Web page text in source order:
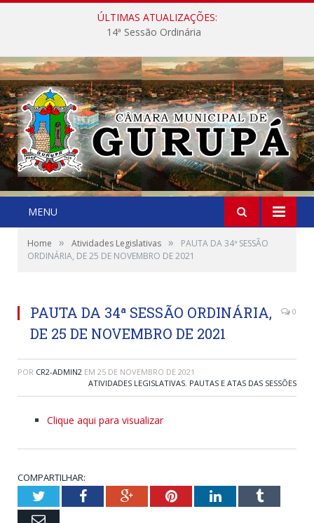
ÚLTIMAS ATUALIZAÇÕES:
14ª Sessão Ordinária
MENU
Home » Atividades Legislativas »
PAUTA DA 34ª SESSÃO
ORDINÁRIA, DE 25 DE NOVEMBRO DE 2021
PAUTA DA 34ª SESSÃO ORDINÁRIA,
DE 25 DE NOVEMBRO DE 2021
0
POR CR2-ADMIN2 EM 25 DE NOVEMBRO DE 2021
ATIVIDADES LEGISLATIVAS, PAUTAS E ATAS DAS SESSÕES
Clique aqui para visualizar
COMPARTILHAR:
TwitterFacebookGoogle+PinterestLinkedInTumblr
Email